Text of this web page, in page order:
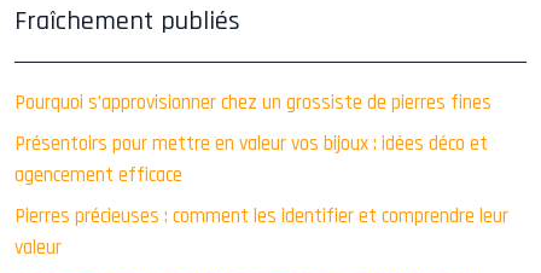
Fraîchement publiés
Pourquoi s’approvisionner chez un grossiste de pierres fines
Présentoirs pour mettre en valeur vos bijoux : idées déco et
agencement efficace
Pierres précieuses : comment les identifier et comprendre leur
valeur